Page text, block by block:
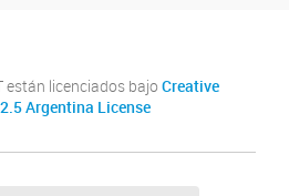
están licenciados bajo Creative
Argentina License